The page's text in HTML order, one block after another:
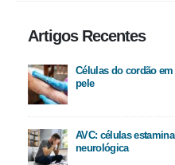
Artigos Recentes
Células do cordão
pele
AVC: células
neurológica